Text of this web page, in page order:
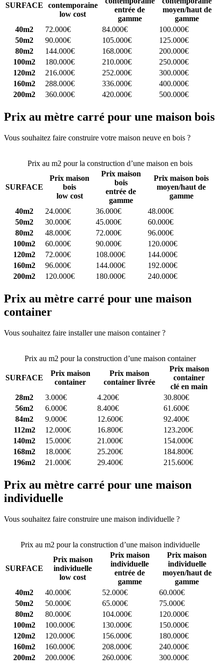
SURFACE
contemporaine
low cost
entrée de
gamme
moyen/haut de
gamme
40m2
72.000€ 84.000€
100.000€
50m2
90.000€ 105.000€
125.000€
80m2
144.000€ 168.000€
200.000€
100m2
180.000€ 210.000€
250.000€
120m2
216.000€ 252.000€
300.000€
160m2
288.000€ 336.000€
400.000€
200m2
360.000€ 420.000€ 500.000€
Prix au mètre carré pour une maison bois
Vous souhaitez faire construire votre maison neuve en bois ?
Prix au m2 pour la construction d’une maison en bois
SURFACE
Prix maison
bois
low cost
Prix maison
bois
entrée de
gamme
Prix maison bois
moyen/haut de
gamme
40m2
24.000€ 36.000€
48.000€
50m2
30.000€ 45.000€
60.000€
80m2
48.000€ 72.000€
96.000€
100m2
60.000€ 90.000€
120.000€
120m2
72.000€ 108.000€
144.000€
160m2
96.000€ 144.000€
192.000€
200m2
120.000€ 180.000€ 240.000€
Prix au mètre carré pour une maison
container
Vous souhaitez faire installer une maison container ?
Prix au m2 pour la construction d’une maison container
SURFACE
Prix maison
container
Prix maison
container livrée
Prix maison
container
clé en main
28m2
3.000€ 4.200€
30.800€
56m2
6.000€ 8.400€
61.600€
84m2
9.000€ 12.600€
92.400€
112m2
12.000€ 16.800€
123.200€
140m2
15.000€ 21.000€
154.000€
168m2
18.000€ 25.200€
184.800€
196m2
21.000€ 29.400€ 215.600€
Prix au mètre carré pour une maison
individuelle
Vous souhaitez faire construire une maison individuelle ?
Prix au m2 pour la construction d’une maison individuelle
SURFACE
Prix maison
individuelle
low cost
Prix maison
individuelle
entrée de
gamme
Prix maison
individuelle
moyen/haut de
gamme
40m2
40.000€ 52.000€
60.000€
50m2
50.000€ 65.000€
75.000€
80m2
80.000€ 104.000€
120.000€
100m2
100.000€ 130.000€
150.000€
120m2
120.000€ 156.000€
180.000€
160m2
160.000€ 208.000€
240.000€
200m2
200.000€ 260.000€ 300.000€